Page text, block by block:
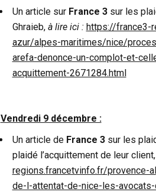
Un article sur France 3 sur les
Ghraieb, à lire ici : https://france3-
azur/alpes-maritimes/nice/
arefa-denonce-un-complot-et-
acquittement-2671284.html
Vendredi 9 décembre :
Un article de France 3sur les
plaidé l’acquittement de leur client,
regions.francetvinfo.fr/
de-l-attentat-de-nice-les-